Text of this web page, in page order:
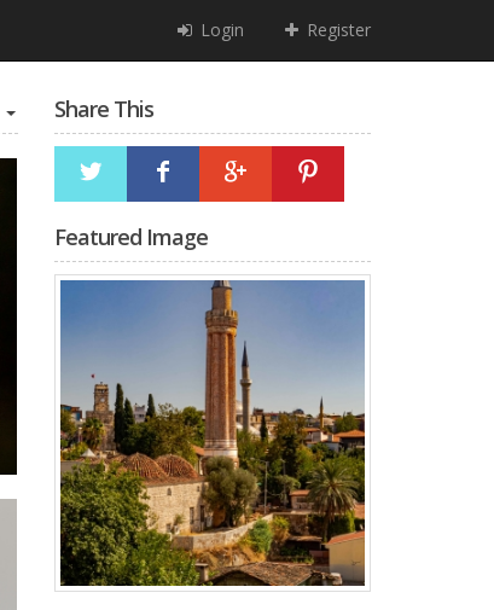
Login Register
Share This
Featured Image